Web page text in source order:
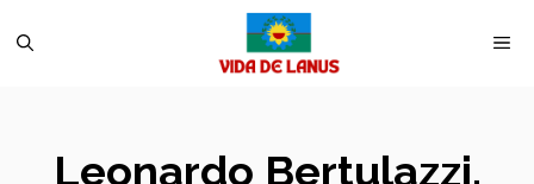
Leonardo Bertulazzi,